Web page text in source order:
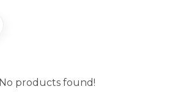
No products found!